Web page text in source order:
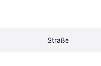
Straße